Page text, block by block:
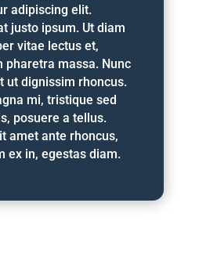
adipiscing elit.
justo ipsum. Ut diam
vitae lectus et,
pharetra massa. Nunc
ut dignissim rhoncus.
mi, tristique sed
posuere a tellus.
amet ante rhoncus,
ex in, egestas diam.